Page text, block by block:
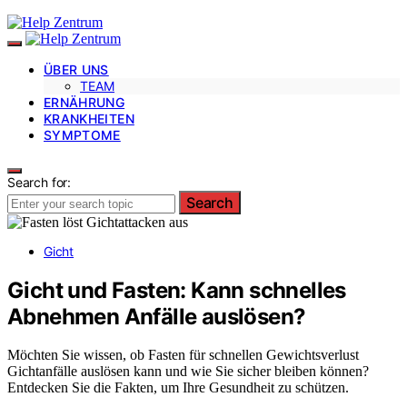
ÜBER UNS
TEAM
ERNÄHRUNG
KRANKHEITEN
SYMPTOME
Search for:
Search
Gicht
Gicht und Fasten: Kann schnelles
Abnehmen Anfälle auslösen?
Möchten Sie wissen, ob Fasten für schnellen Gewichtsverlust
Gichtanfälle auslösen kann und wie Sie sicher bleiben können?
Entdecken Sie die Fakten, um Ihre Gesundheit zu schützen.